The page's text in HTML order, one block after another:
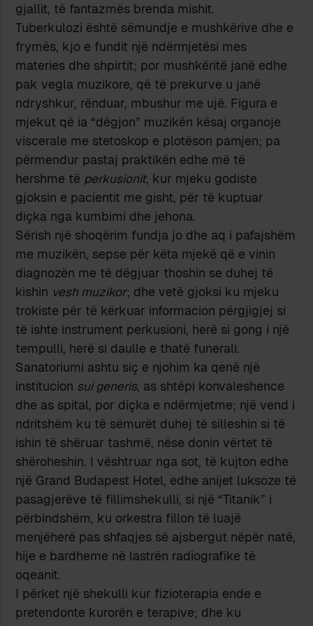
gjallit, të fantazmës brenda mishit.
Tuberkulozi është sëmundje e mushkërive dhe e
frymës, kjo e fundit një ndërmjetësi mes
materies dhe shpirtit; por mushkëritë janë edhe
pak vegla muzikore, që të prekurve u janë
ndryshkur, rënduar, mbushur me ujë. Figura e
mjekut që ia “dëgjon” muzikën kësaj organoje
viscerale me stetoskop e plotëson pamjen; pa
përmendur pastaj praktikën edhe më të
hershme të perkusionit, kur mjeku godiste
gjoksin e pacientit me gisht, për të kuptuar
diçka nga kumbimi dhe jehona.
Sërish një shoqërim fundja jo dhe aq i pafajshëm
me muzikën, sepse për këta mjekë që e vinin
diagnozën me të dëgjuar thoshin se duhej të
kishin vesh muzikor; dhe vetë gjoksi ku mjeku
trokiste për të kërkuar informacion përgjigjej si
të ishte instrument perkusioni, herë si gong i një
tempulli, herë si daulle e thatë funerali.
Sanatoriumi ashtu siç e njohim ka qenë një
institucion sui generis, as shtëpi konvaleshence
dhe as spital, por diçka e ndërmjetme; një vend i
ndritshëm ku të sëmurët duhej të silleshin si të
ishin të shëruar tashmë, nëse donin vërtet të
shëroheshin. I vështruar nga sot, të kujton edhe
një Grand Budapest Hotel, edhe anijet luksoze të
pasagjerëve të fillimshekulli, si një “Titanik” i
përbindshëm, ku orkestra fillon të luajë
menjëherë pas shfaqjes së ajsbergut nëpër natë,
hije e bardheme në lastrën radiografike të
oqeanit.
I përket një shekulli kur fizioterapia ende e
pretendonte kurorën e terapive; dhe ku